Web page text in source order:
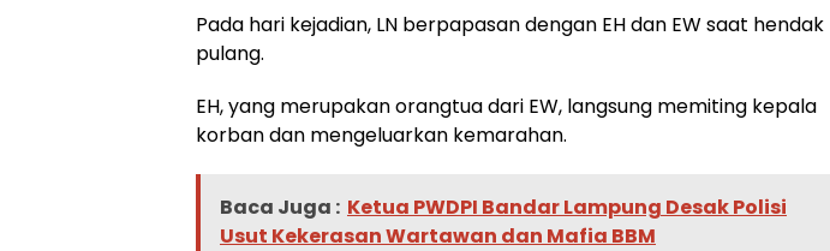
Pada hari kejadian, LN berpapasan dengan EH dan EW saat hendak
pulang.
EH, yang merupakan orangtua dari EW, langsung memiting kepala
korban dan mengeluarkan kemarahan.
Baca Juga : Ketua PWDPI Bandar Lampung Desak Polisi
Usut Kekerasan Wartawan dan Mafia BBM